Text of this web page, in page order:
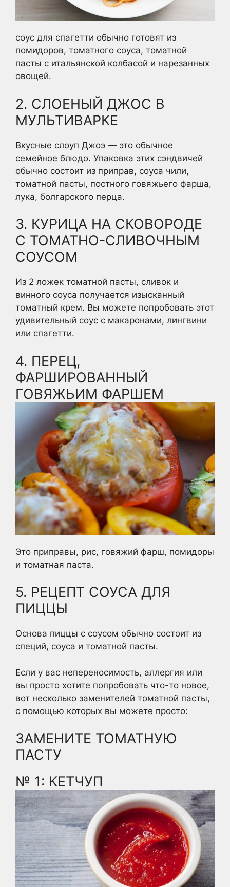
соус для спагетти обычно готовят из
помидоров, томатного соуса, томатной
пасты с итальянской колбасой и нарезанных
овощей.
2. СЛОЕНЫЙ ДЖОС В
МУЛЬТИВАРКЕ
Вкусные слоуп Джоэ — это обычное
семейное блюдо. Упаковка этих сэндвичей
обычно состоит из приправ, соуса чили,
томатной пасты, постного говяжьего фарша,
лука, болгарского перца.
3. КУРИЦА НА СКОВОРОДЕ
С ТОМАТНО-СЛИВОЧНЫМ
СОУСОМ
Из 2 ложек томатной пасты, сливок и
винного соуса получается изысканный
томатный крем. Вы можете попробовать этот
удивительный соус с макаронами, лингвини
или спагетти.
4. ПЕРЕЦ,
ФАРШИРОВАННЫЙ
ГОВЯЖЬИМ ФАРШЕМ
Это приправы, рис, говяжий фарш, помидоры
и томатная паста.
5. РЕЦЕПТ СОУСА ДЛЯ
ПИЦЦЫ
Основа пиццы с соусом обычно состоит из
специй, соуса и томатной пасты.
Если у вас непереносимость, аллергия или
вы просто хотите попробовать что-то новое,
вот несколько заменителей томатной пасты,
с помощью которых вы можете просто:
ЗАМЕНИТЕ ТОМАТНУЮ
ПАСТУ
№ 1: КЕТЧУП